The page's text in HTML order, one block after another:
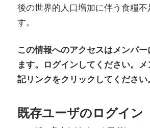
後の世界的人口増加に伴う食糧不
す。
この情報へのアクセスはメンバ
ます。ログインしてください。
記リンクをクリックしてください
既存ユーザのログイン